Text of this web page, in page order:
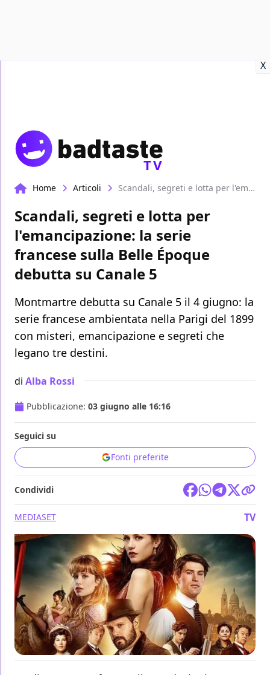
X
TV
Home Articoli Scandali, segreti e lotta per l'emancipazione: la serie francese sulla Belle Époque debutta su Canale 5
Scandali, segreti e lotta per
l'emancipazione: la serie
francese sulla Belle Époque
debutta su Canale 5
Montmartre debutta su Canale 5 il 4 giugno: la
serie francese ambientata nella Parigi del 1899
con misteri, emancipazione e segreti che
legano tre destini.
di Alba Rossi
Pubblicazione: 03 giugno alle 16:16
Seguici su
Fonti preferite
Condividi
MEDIASET TV